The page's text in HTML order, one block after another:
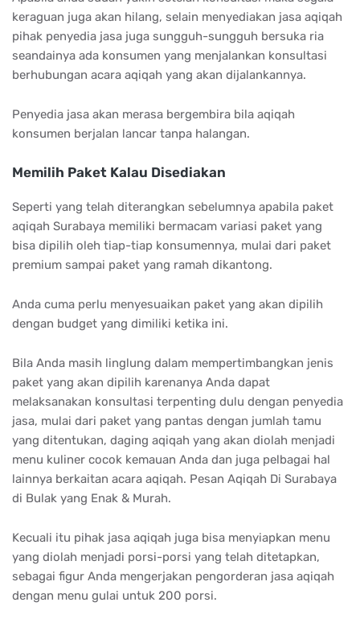
keraguan juga akan hilang, selain menyediakan jasa aqiqah
pihak penyedia jasa juga sungguh-sungguh bersuka ria
seandainya ada konsumen yang menjalankan konsultasi
berhubungan acara aqiqah yang akan dijalankannya.
Penyedia jasa akan merasa bergembira bila aqiqah
konsumen berjalan lancar tanpa halangan.
Memilih Paket Kalau Disediakan
Seperti yang telah diterangkan sebelumnya apabila paket
aqiqah Surabaya memiliki bermacam variasi paket yang
bisa dipilih oleh tiap-tiap konsumennya, mulai dari paket
premium sampai paket yang ramah dikantong.
Anda cuma perlu menyesuaikan paket yang akan dipilih
dengan budget yang dimiliki ketika ini.
Bila Anda masih linglung dalam mempertimbangkan jenis
paket yang akan dipilih karenanya Anda dapat
melaksanakan konsultasi terpenting dulu dengan penyedia
jasa, mulai dari paket yang pantas dengan jumlah tamu
yang ditentukan, daging aqiqah yang akan diolah menjadi
menu kuliner cocok kemauan Anda dan juga pelbagai hal
lainnya berkaitan acara aqiqah. Pesan Aqiqah Di Surabaya
di Bulak yang Enak & Murah.
Kecuali itu pihak jasa aqiqah juga bisa menyiapkan menu
yang diolah menjadi porsi-porsi yang telah ditetapkan,
sebagai figur Anda mengerjakan pengorderan jasa aqiqah
dengan menu gulai untuk 200 porsi.